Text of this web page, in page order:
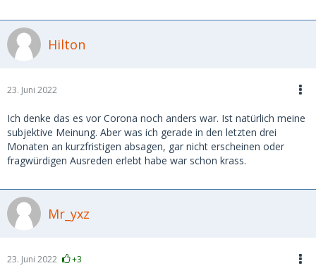
Hilton
23. Juni 2022
Ich denke das es vor Corona noch anders war. Ist natürlich meine
subjektive Meinung. Aber was ich gerade in den letzten drei
Monaten an kurzfristigen absagen, gar nicht erscheinen oder
fragwürdigen Ausreden erlebt habe war schon krass.
Mr_yxz
23. Juni 2022 +3